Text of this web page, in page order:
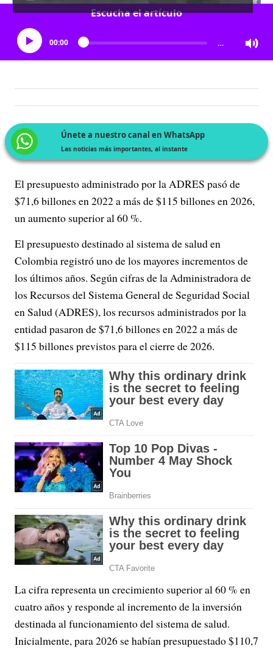
Escucha el artículo
00:00 …
Únete a nuestro canal en WhatsApp
Las noticias más importantes, al instante
El presupuesto administrado por la ADRES pasó de
$71,6 billones en 2022 a más de $115 billones en 2026,
un aumento superior al 60 %.
El presupuesto destinado al sistema de salud en
Colombia registró uno de los mayores incrementos de
los últimos años. Según cifras de la Administradora de
los Recursos del Sistema General de Seguridad Social
en Salud (ADRES), los recursos administrados por la
entidad pasaron de $71,6 billones en 2022 a más de
$115 billones previstos para el cierre de 2026.
La cifra representa un crecimiento superior al 60 % en
cuatro años y responde al incremento de la inversión
destinada al funcionamiento del sistema de salud.
Inicialmente, para 2026 se habían presupuestado $110,7